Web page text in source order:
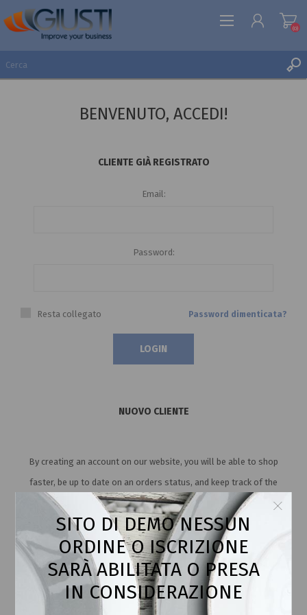
(0)
BENVENUTO, ACCEDI!
CLIENTE GIÀ REGISTRATO
Email:
Password:
Resta collegato Password dimenticata?
NUOVO CLIENTE
By creating an account on our website, you will be able to shop
faster, be up to date on an orders status, and keep track of the
orders you have previously made.
SITO DI DEMO NESSUN
ORDINE O ISCRIZIONE
SARÀ ABILITATA O PRESA
IN CONSIDERAZIONE